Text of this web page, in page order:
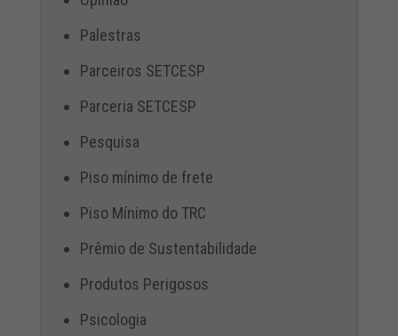
Palestras
Parceiros SETCESP
Parceria SETCESP
Pesquisa
Piso mínimo de frete
Piso Mínimo do TRC
Prêmio de Sustentabilidade
Produtos Perigosos
Psicologia